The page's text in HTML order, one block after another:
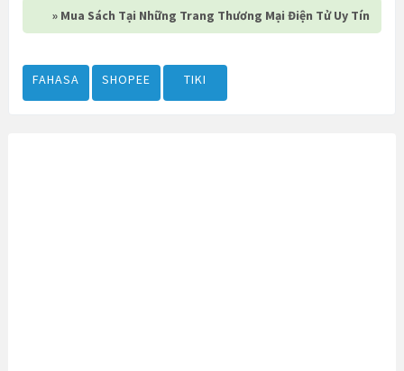
» Mua Sách Tại Những Trang Thương Mại Điện Tử Uy Tín
FAHASA SHOPEE TIKI